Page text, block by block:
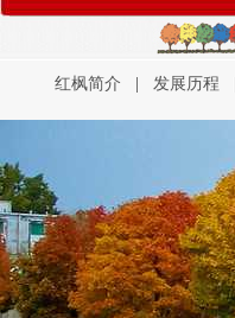
红枫简介 发展历程